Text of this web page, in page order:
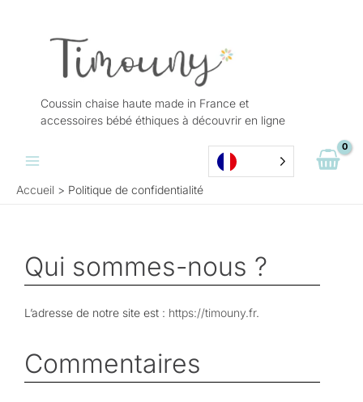
Coussin chaise haute made in France et
accessoires bébé éthiques à découvrir en ligne
Accueil Politique de confidentialité
Qui sommes-nous ?
L’adresse de notre site est : https://timouny.fr.
Commentaires